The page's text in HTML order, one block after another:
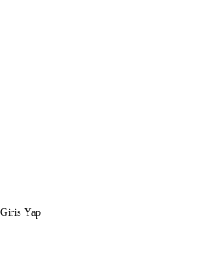
Giris Yap